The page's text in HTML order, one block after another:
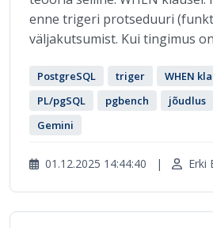
enne trigeri protseduuri
väljakutsumist. Kui tingimus on
PostgreSQL triger WHEN
PL/pgSQL
pgbench jõudlus
Gemini
01.12.2025 14:44:40 | Erki